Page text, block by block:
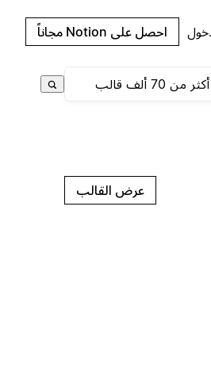
احصل على Notion مجاناً
عرض القالب